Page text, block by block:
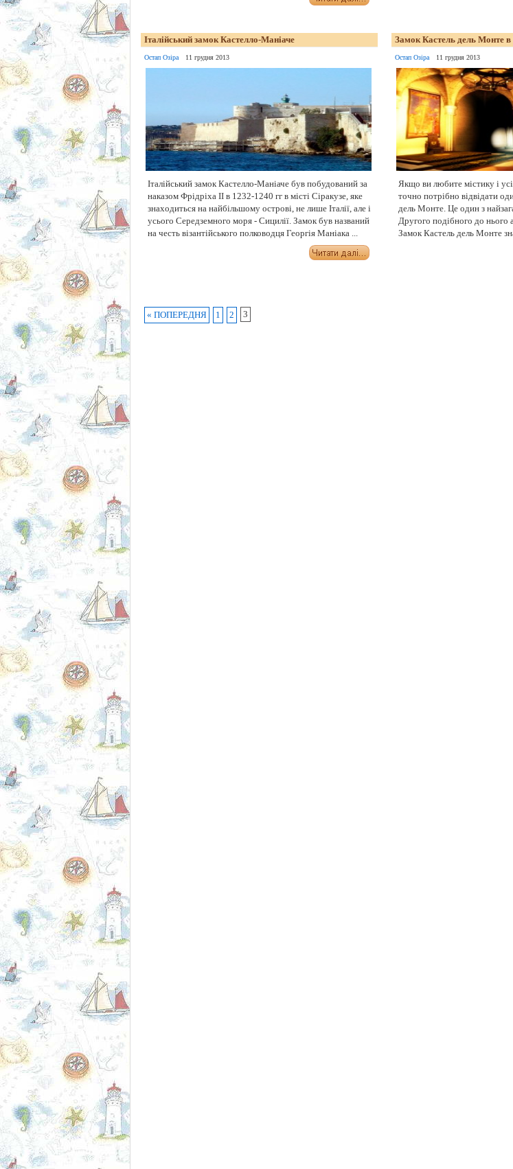
Італійський замок Кастелло-Маніаче
Остап Озіра 11 грудня 2013
Італійський замок Кастелло-Маніаче був побудований за
наказом Фрідріха II в 1232-1240 гг в місті Сіракузе, яке
знаходиться на найбільшому острові, не лише Італії, але і
усього Середземного моря - Сицилії. Замок був названий
на честь візантійського полководця Георгія Маніака ...
Замок Кастель дель Монте в
Остап Озіра 11 грудня 2013
Якщо ви любите містику і
точно потрібно відвідати
дель Монте. Це один з
Другого подібного до нього
Замок Кастель дель Монте
« ПОПЕРЕДНЯ 1 2 3